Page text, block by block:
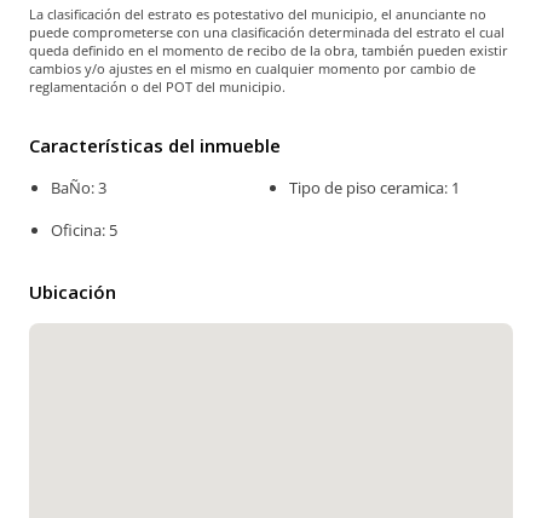
La clasificación del estrato es potestativo del municipio, el anunciante no
puede comprometerse con una clasificación determinada del estrato el cual
queda definido en el momento de recibo de la obra, también pueden existir
cambios y/o ajustes en el mismo en cualquier momento por cambio de
reglamentación o del POT del municipio.
Características del inmueble
BaÑo: 3
Oficina: 5
Tipo de piso ceramica: 1
Ubicación